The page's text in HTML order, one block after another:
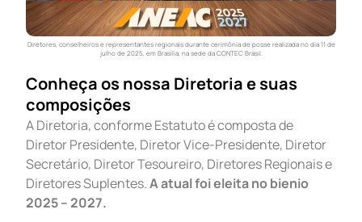
Conheça os nossa Diretoria e suas
composições
A Diretoria, conforme Estatuto é composta de
Diretor Presidente, Diretor Vice-Presidente, Diretor
Secretário, Diretor Tesoureiro, Diretores Regionais e
Diretores Suplentes.A atual foi eleita no bienio
2025 – 2027.
Diretores, conselheiros e representantes regionais durante cerimônia de posse realizada no dia 11 de
julho de 2025, em Brasília, na sede da CONTEC Brasil.